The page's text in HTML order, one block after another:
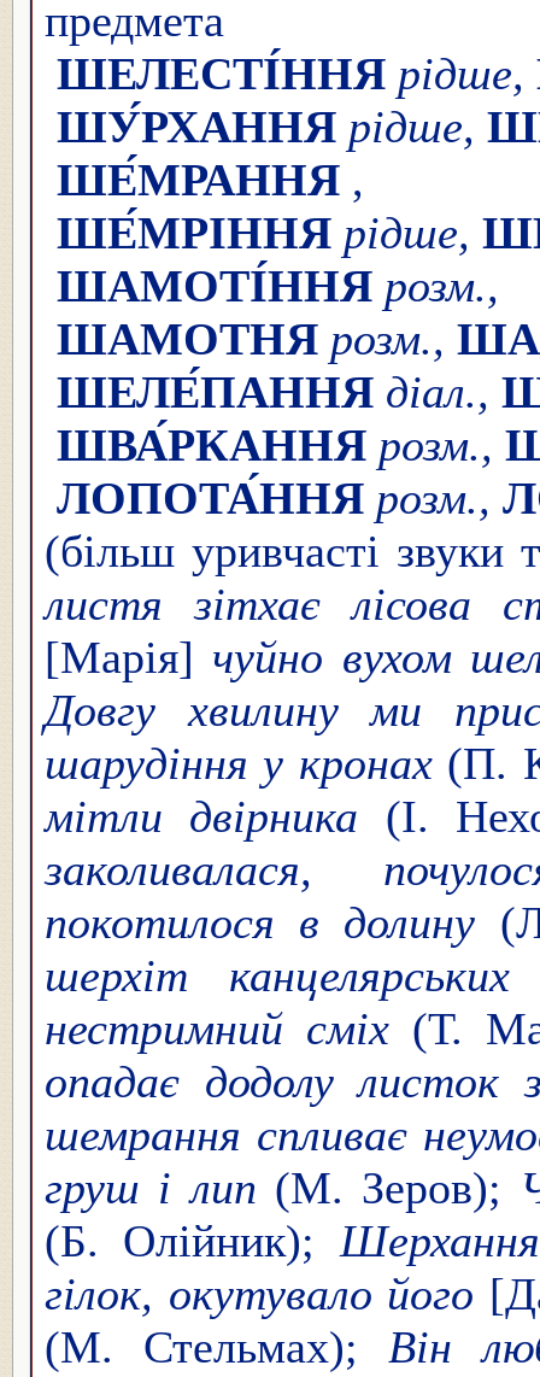
ШЕЛЕСТІ́ННЯ рідше,
ШУ́РХАННЯ рідше,
ШЕ́МРАННЯ
ШЕ́МРІННЯ рідше,
ШАМОТІ́ННЯ розм.,
ШАМОТНЯ розм.,
ШЕЛЕ́ПАННЯ діал.,
ШВА́РКАННЯ розм.,
ЛОПОТА́ННЯ розм.,
(більш уривчасті звуки
листя зітхає лісова
[Марія] чуйно вухом
Довгу хвилину ми
шарудіння у кронах(П.
мітли двірника (І.
заколивалася,
покотилося в долину
шерхіт
нестримний сміх(Т.
опадає додолу
шемрання спливає
груш і лип (М. Зеров);
(Б. Олійник);
гілок, окутувало його
(М. Стельмах); Він